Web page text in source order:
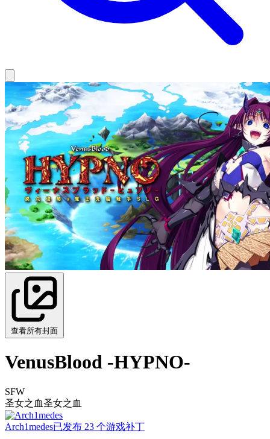
查看所有封面
VenusBlood -HYPNO-
SFW
圣女之血圣女之血
Arch1medes已发布 23 个游戏补丁